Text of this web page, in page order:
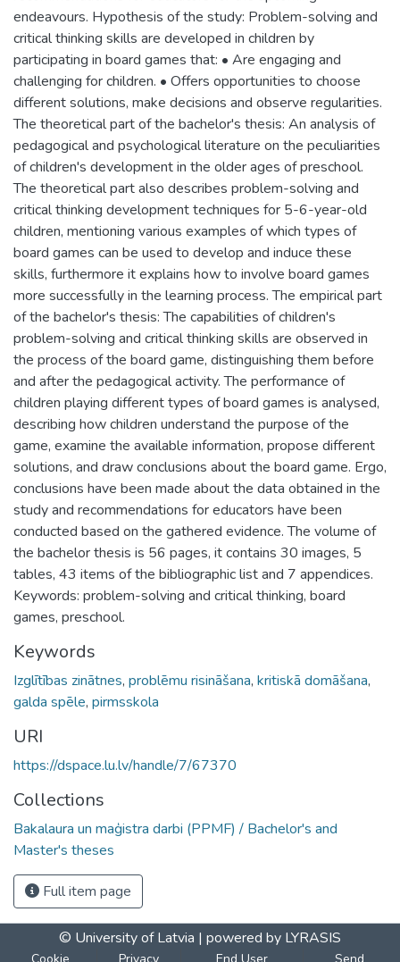
endeavours. Hypothesis of the study: Problem-solving and
critical thinking skills are developed in children by
participating in board games that: • Are engaging and
challenging for children. • Offers opportunities to choose
different solutions, make decisions and observe regularities.
The theoretical part of the bachelor's thesis: An analysis of
pedagogical and psychological literature on the peculiarities
of children's development in the older ages of preschool.
The theoretical part also describes problem-solving and
critical thinking development techniques for 5-6-year-old
children, mentioning various examples of which types of
board games can be used to develop and induce these
skills, furthermore it explains how to involve board games
more successfully in the learning process. The empirical part
of the bachelor's thesis: The capabilities of children's
problem-solving and critical thinking skills are observed in
the process of the board game, distinguishing them before
and after the pedagogical activity. The performance of
children playing different types of board games is analysed,
describing how children understand the purpose of the
game, examine the available information, propose different
solutions, and draw conclusions about the board game. Ergo,
conclusions have been made about the data obtained in the
study and recommendations for educators have been
conducted based on the gathered evidence. The volume of
the bachelor thesis is 56 pages, it contains 30 images, 5
tables, 43 items of the bibliographic list and 7 appendices.
Keywords: problem-solving and critical thinking, board
games, preschool.
Keywords
Izglītības zinātnes, problēmu risināšana, kritiskā domāšana,
galda spēle, pirmsskola
URI
https://dspace.lu.lv/handle/7/67370
Collections
Bakalaura un maģistra darbi (PPMF) / Bachelor's and
Master's theses
Full item page
© University of Latvia | powered by LYRASIS